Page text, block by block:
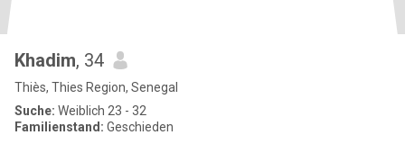
Khadim, 34
Thiès, Thies Region, Senegal
Suche: Weiblich 23 - 32
Familienstand: Geschieden